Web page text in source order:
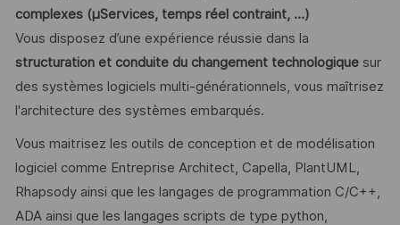
complexes (µServices, temps réel contraint, …)
Vous disposez d’une expérience réussie dans la
structuration et conduite du changement technologiquesur
des systèmes logiciels multi-générationnels, vous maîtrisez
l'architecture des systèmes embarqués.
Vous maitrisez les outils de conception et de modélisation
logiciel comme Entreprise Architect, Capella, PlantUML,
Rhapsody ainsi que les langages de programmation C/C++,
ADA ainsi que les langages scripts de type python,